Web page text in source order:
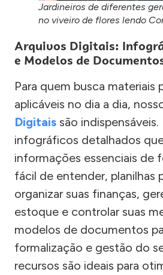
Jardineiros de diferentes
no viveiro de flores lendo
Arquivos Digitais:
e Modelos de
Para quem busca materiais
aplicáveis no dia a dia,
Digitais são
infográficos detalhados
informações essenciais de
fácil de entender, planilhas
organizar suas finanças,
estoque e controlar suas
modelos de documentos
formalização e gestão do
recursos são ideais para